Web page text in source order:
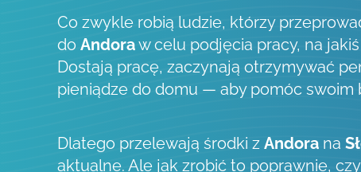
Co zwykle robią ludzie, którzy
do Andoraw celu podjęcia pracy, na
Dostają pracę, zaczynają otrzymywać
pieniądze do domu — aby pomóc swoim
Dlatego przelewają środki z Andora na
aktualne. Ale jak zrobić to poprawnie,